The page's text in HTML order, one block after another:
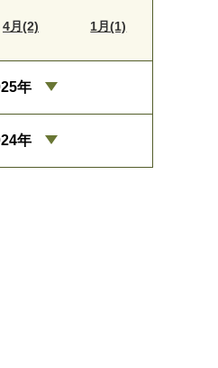
4月(2) 1月(1)
年
年